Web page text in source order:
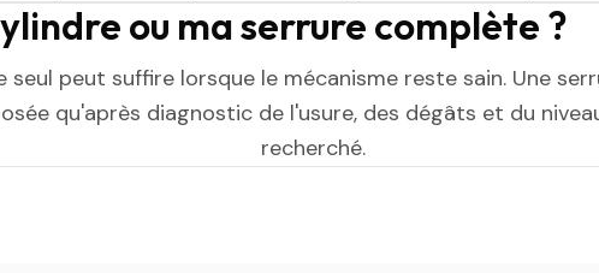
ou ma serrure complète ?
seul peut suffire lorsque le mécanisme reste sain. Une
qu'après diagnostic de l'usure, des dégâts et du
recherché.